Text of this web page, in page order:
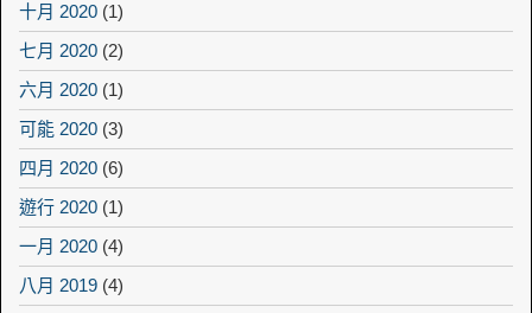
十月 2020 (1)
七月 2020 (2)
六月 2020 (1)
可能 2020 (3)
四月 2020 (6)
遊行 2020 (1)
一月 2020 (4)
八月 2019 (4)